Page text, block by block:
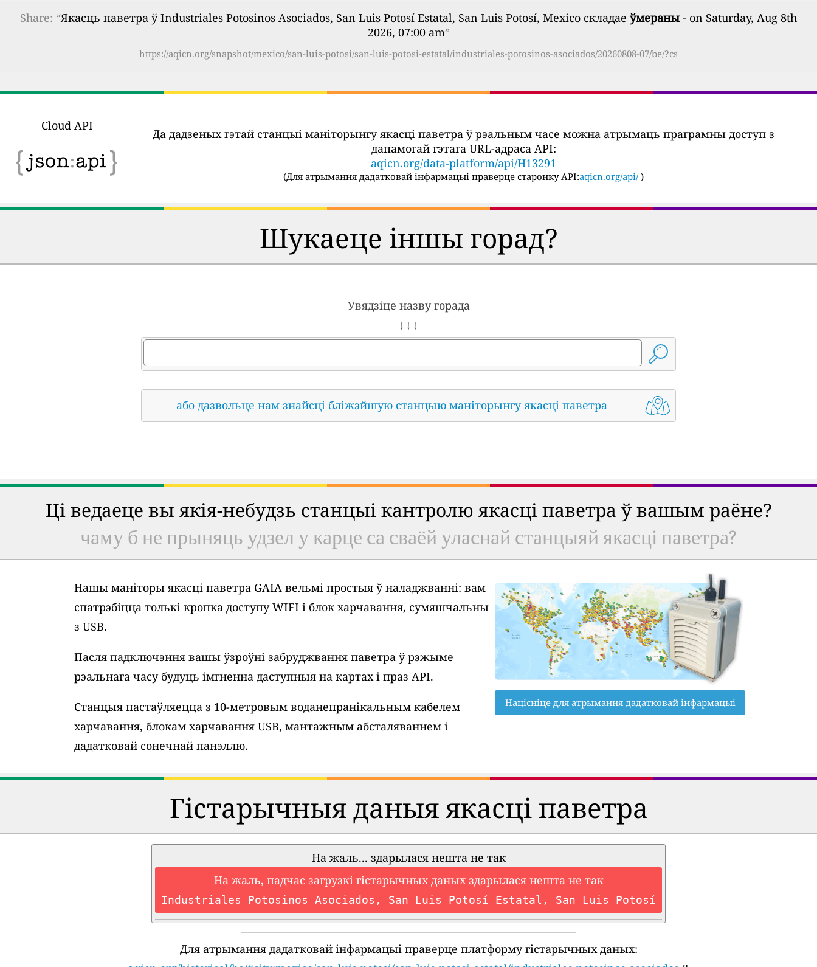
Share: “Якасць паветра ў Industriales Potosinos Asociados, San Luis Potosí Estatal, San Luis Potosí, Mexico складае ўмераны - on Saturday, Aug 8th
2026, 07:00 am”
https://aqicn.org/snapshot/mexico/san-luis-potosi/san-luis-potosi-estatal/industriales-potosinos-asociados/20260808-07/be/?cs
Cloud API
Да дадзеных гэтай станцыі маніторынгу якасці паветра ў рэальным часе можна атрымаць праграмны доступ з
дапамогай гэтага URL-адраса API:
aqicn.org/data-platform/api/H13291
(Для атрымання дадатковай інфармацыі праверце старонку API:aqicn.org/api/ )
Шукаеце іншы горад?
Увядзіце назву горада
↓ ↓ ↓
або дазвольце нам знайсці бліжэйшую станцыю маніторынгу якасці паветра
Ці ведаеце вы якія-небудзь станцыі кантролю якасці паветра ў вашым раёне?
чаму б не прыняць удзел у карце са сваёй уласнай станцыяй якасці паветра?
Нашы маніторы якасці паветра GAIA вельмі простыя ў наладжванні: вам
спатрэбіцца толькі кропка доступу WIFI і блок харчавання, сумяшчальны
з USB.
Пасля падключэння вашы ўзроўні забруджвання паветра ў рэжыме
рэальнага часу будуць імгненна даступныя на картах і праз API.
Станцыя пастаўляецца з 10-метровым воданепранікальным кабелем
харчавання, блокам харчавання USB, мантажным абсталяваннем і
дадатковай сонечнай панэллю.
Націсніце для атрымання дадатковай інфармацыі
Гістарычныя даныя якасці паветра
На жаль... здарылася нешта не так
На жаль, падчас загрузкі гістарычных даных здарылася нешта не так
Industriales Potosinos Asociados, San Luis Potosí Estatal, San Luis Potosí
Для атрымання дадатковай інфармацыі праверце платформу гістарычных даных: